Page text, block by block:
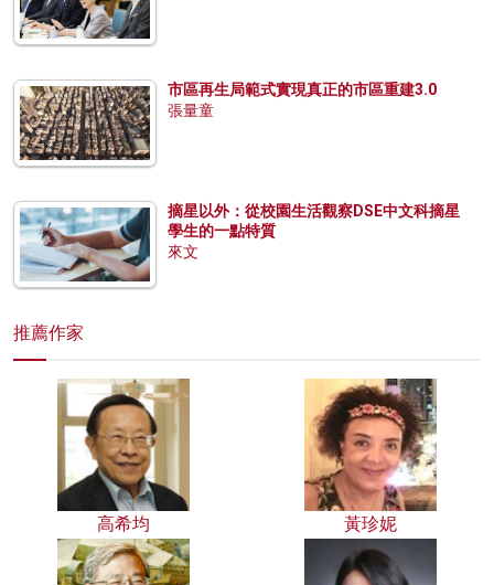
市區再生局範式實現真正的市區重建3.0
張量童
摘星以外：從校園生活觀察DSE中文科摘星
學生的一點特質
來文
推薦作家
高希均 黃珍妮